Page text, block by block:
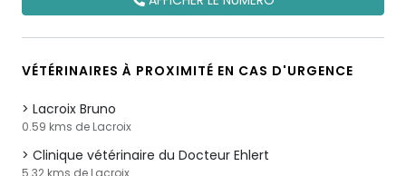
VÉTÉRINAIRES À PROXIMITÉ EN CAS D'URGENCE
Lacroix Bruno
0.59 kms de Lacroix
Clinique vétérinaire du Docteur Ehlert
5.32 kms de Lacroix